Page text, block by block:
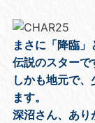
まさに「降臨
伝説のスターで
しかも地元で
ます。
深沼さん、あり